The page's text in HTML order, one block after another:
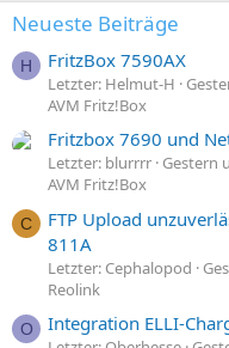
Neueste Beiträge
H FritzBox 7590AX
Letzter: Helmut-H
AVM Fritz!Box
Fritzbox 7690 und
Letzter: blurrrr Gestern
AVM Fritz!Box
C
FTP Upload
811A
Letzter: Cephalopod
Reolink
O Integration ELLI-